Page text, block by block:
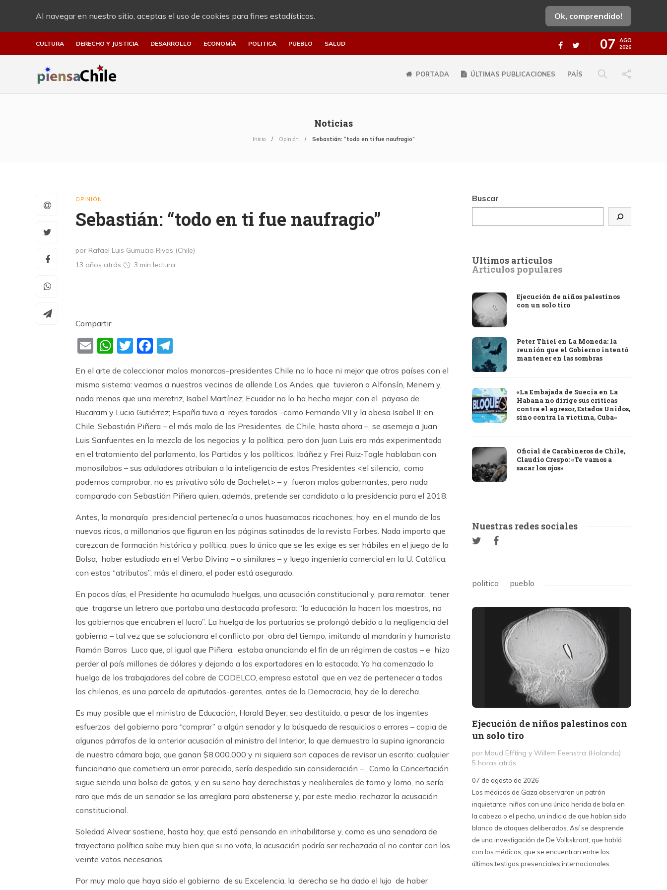
Al navegar en nuestro sitio, aceptas el uso de cookies para fines estadísticos. Ok, comprendido!
CULTURA DERECHO Y JUSTICIA DESARROLLO ECONOMÍA POLITICA PUEBLO SALUD 07 AGO
2026
PORTADA ÚLTIMAS PUBLICACIONES PAÍS
Noticias
Inicio Opinión Sebastián: “todo en ti fue naufragio”
OPINIÓN
Sebastián: “todo en ti fue naufragio”
por Rafael Luis Gumucio Rivas (Chile)
13 años atrás
3 min lectura
Compartir:
EmailWhatsApp
TwitterFacebook
En el arte de coleccionar malos monarcas-presidentes Chile no lo hace ni mejor que otros países con el
mismo sistema: veamos a nuestros vecinos de allende Los Andes, que tuvieron a Alfonsín, Menem y,
nada menos que una meretriz, Isabel Martínez; Ecuador no lo ha hecho mejor, con el payaso de
Bucaram y Lucio Gutiérrez; España tuvo a reyes tarados –como Fernando VII y la obesa Isabel II; en
Chile, Sebastián Piñera – el más malo de los Presidentes de Chile, hasta ahora – se asemeja a Juan
Luis Sanfuentes en la mezcla de los negocios y la política, pero don Juan Luis era más experimentado
en el tratamiento del parlamento, los Partidos y los políticos; Ibáñez y Frei Ruiz-Tagle hablaban con
monosílabos – sus aduladores atribuían a la inteligencia de estos Presidentes <el silencio, como
podemos comprobar, no es privativo sólo de Bachelet> – y fueron malos gobernantes, pero nada
comparado con Sebastián Piñera quien, además, pretende ser candidato a la presidencia para el 2018.
Antes, la monarquía presidencial pertenecía a unos huasamacos ricachones; hoy, en el mundo de los
nuevos ricos, a millonarios que figuran en las páginas satinadas de la revista Forbes. Nada importa que
carezcan de formación histórica y política, pues lo único que se les exige es ser hábiles en el juego de la
Bolsa, haber estudiado en el Verbo Divino – o similares – y luego ingeniería comercial en la U. Católica;
con estos “atributos”, más el dinero, el poder está asegurado.
En pocos días, el Presidente ha acumulado huelgas, una acusación constitucional y, para rematar, tener
que tragarse un letrero que portaba una destacada profesora: “la educación la hacen los maestros, no
los gobiernos que encubren el lucro”. La huelga de los portuarios se prolongó debido a la negligencia del
gobierno – tal vez que se solucionara el conflicto por obra del tiempo, imitando al mandarín y humorista
Ramón Barros Luco que, al igual que Piñera, estaba anunciando el fin de un régimen de castas – e hizo
perder al país millones de dólares y dejando a los exportadores en la estacada. Ya ha comenzado la
huelga de los trabajadores del cobre de CODELCO, empresa estatal que en vez de pertenecer a todos
los chilenos, es una parcela de apitutados-gerentes, antes de la Democracia, hoy de la derecha.
Es muy posible que el ministro de Educación, Harald Beyer, sea destituido, a pesar de los ingentes
esfuerzos del gobierno para “comprar” a algún senador y la búsqueda de resquicios o errores – copia de
algunos párrafos de la anterior acusación al ministro del Interior, lo que demuestra la supina ignorancia
de nuestra cámara baja, que ganan $8.000.000 y ni siquiera son capaces de revisar un escrito; cualquier
funcionario que cometiera un error parecido, sería despedido sin consideración – . Como la Concertación
sigue siendo una bolsa de gatos, y en su seno hay derechistas y neoliberales de tomo y lomo, no sería
raro que más de un senador se las arreglara para abstenerse y, por este medio, rechazar la acusación
constitucional.
Soledad Alvear sostiene, hasta hoy, que está pensando en inhabilitarse y, como es una senadora de
trayectoria política sabe muy bien que si no vota, la acusación podría ser rechazada al no contar con los
veinte votos necesarios.
Por muy malo que haya sido el gobierno de su Excelencia, la derecha se ha dado el lujo de haber
Buscar
Últimos artículos
Artículos populares
Ejecución de niños palestinos
con un solo tiro
Peter Thiel en La Moneda: la
reunión que el Gobierno intentó
mantener en las sombras
«La Embajada de Suecia en La
Habana no dirige sus críticas
contra el agresor, Estados Unidos,
sino contra la víctima, Cuba»
Oficial de Carabineros de Chile,
Claudio Crespo: «Te vamos a
sacar los ojos»
Nuestras redes sociales
politica pueblo
Ejecución de niños palestinos con
un solo tiro
por Maud Effting y Willem Feenstra (Holanda)
5 horas atrás
07 de agosto de 2026
Los médicos de Gaza observaron un patrón
inquietante: niños con una única herida de bala en
la cabeza o el pecho, un indicio de que habían sido
blanco de ataques deliberados. Así se desprende
de una investigación de De Volkskrant, que habló
con los médicos, que se encuentran entre los
últimos testigos presenciales internacionales.